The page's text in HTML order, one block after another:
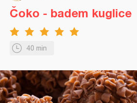
40 min
Čoko - badem kuglice